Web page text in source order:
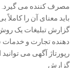
مصرف کننده می گیرد.
باید معنای آن را
گزارش تبلیغات یک
دهنده تجارت و
رپورتاژ آگهی می توانید
گزارش